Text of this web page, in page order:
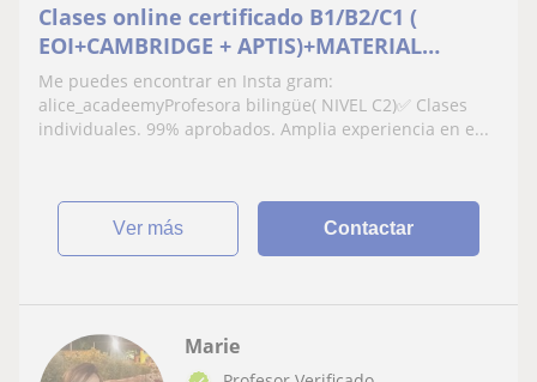
Clases online certificado B1/B2/C1 (
EOI+CAMBRIDGE + APTIS)+MATERIAL
OFICIAL INCLUIDO 📕📘 profesora biligue✅
Me puedes encontrar en Insta gram:
alice_acadeemyProfesora bilingüe( NIVEL C2)✅ Clases
individuales. 99% aprobados. Amplia experiencia en e...
ver más Contactar
Marie